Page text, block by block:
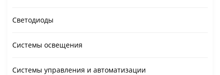
Светодиоды
Системы освещения
Системы управления и автоматизации